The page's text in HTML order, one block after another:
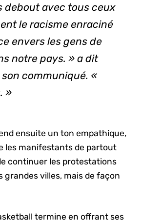
debout avec tous ceux
le racisme enraciné
envers les gens de
notre pays. » a dit
communiqué. «
»
ensuite un ton empathique,
les manifestants de partout
continuer les protestations
grandes villes, mais de façon
termine en offrant ses